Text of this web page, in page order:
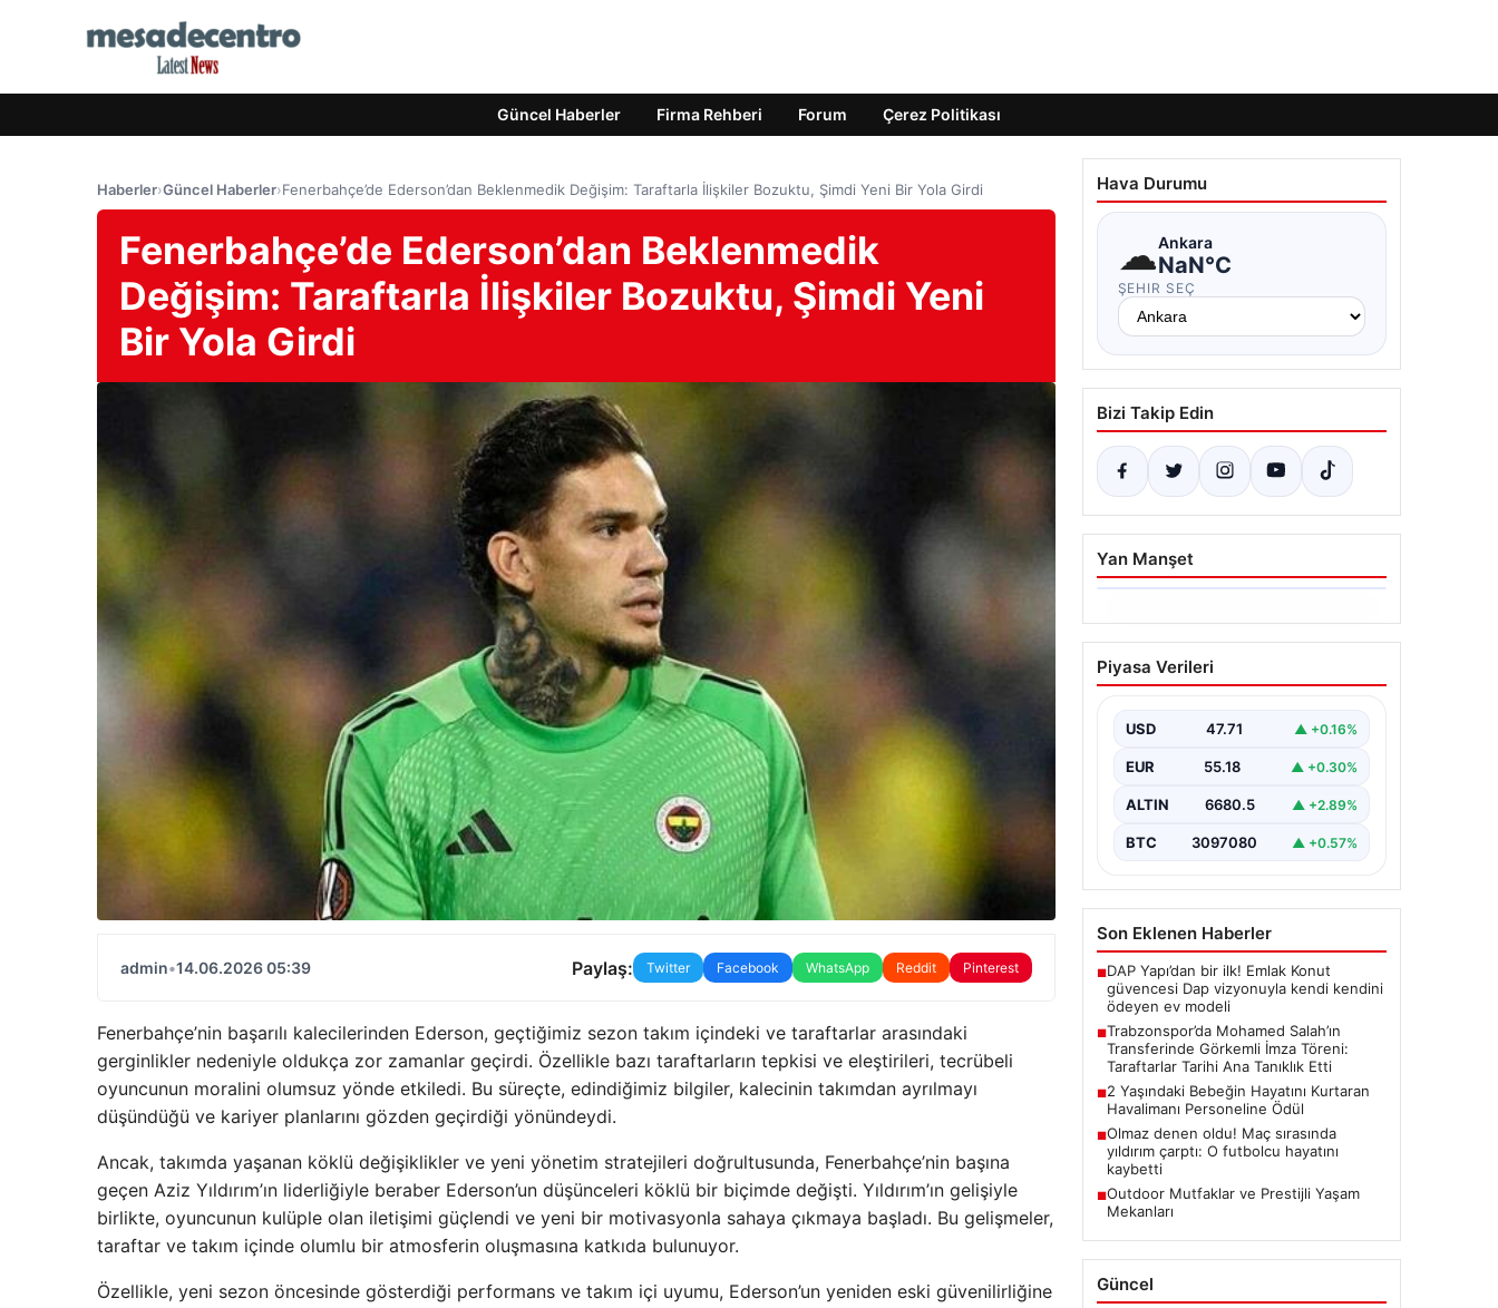
Güncel Haberler Firma Rehberi Forum Çerez Politikası
Haberler›Güncel Haberler›Fenerbahçe’de Ederson’dan Beklenmedik Değişim: Taraftarla İlişkiler Bozuktu, Şimdi Yeni Bir Yola Girdi
Fenerbahçe’de Ederson’dan Beklenmedik
Değişim: Taraftarla İlişkiler Bozuktu, Şimdi Yeni
Bir Yola Girdi
admin•14.06.2026 05:39 Paylaş: Twitter Facebook WhatsApp Reddit Pinterest
Fenerbahçe’nin başarılı kalecilerinden Ederson, geçtiğimiz sezon takım içindeki ve taraftarlar arasındaki
gerginlikler nedeniyle oldukça zor zamanlar geçirdi. Özellikle bazı taraftarların tepkisi ve eleştirileri, tecrübeli
oyuncunun moralini olumsuz yönde etkiledi. Bu süreçte, edindiğimiz bilgiler, kalecinin takımdan ayrılmayı
düşündüğü ve kariyer planlarını gözden geçirdiği yönündeydi.
Ancak, takımda yaşanan köklü değişiklikler ve yeni yönetim stratejileri doğrultusunda, Fenerbahçe’nin başına
geçen Aziz Yıldırım’ın liderliğiyle beraber Ederson’un düşünceleri köklü bir biçimde değişti. Yıldırım’ın gelişiyle
birlikte, oyuncunun kulüple olan iletişimi güçlendi ve yeni bir motivasyonla sahaya çıkmaya başladı. Bu gelişmeler,
taraftar ve takım içinde olumlu bir atmosferin oluşmasına katkıda bulunuyor.
Özellikle, yeni sezon öncesinde gösterdiği performans ve takım içi uyumu, Ederson’un yeniden eski güvenilirliğine
Hava Durumu
☁Ankara
NaN°C
ŞEHIR SEÇ
Bizi Takip Edin
Yan Manşet
06.08.2026
Trabzonspor’da
Mohamed Salah’ın
İmza Töreni: Taraftarlar
Tarihi Ana Tanıklık Etti
yıldız isimlerinden Mohamed
gururunu yaşıyor. Yoğun ilgiyle
Piyasa Verileri
USD 47.71 ▲ +0.16%
EUR 55.18 ▲ +0.30%
ALTIN 6680.5 ▲ +2.89%
BTC 3097080 ▲ +0.57%
Son Eklenen Haberler
■DAP Yapı’dan bir ilk! Emlak Konut
güvencesi Dap vizyonuyla kendi kendini
ödeyen ev modeli
■Trabzonspor’da Mohamed Salah’ın
Transferinde Görkemli İmza Töreni:
Taraftarlar Tarihi Ana Tanıklık Etti
■2 Yaşındaki Bebeğin Hayatını Kurtaran
Havalimanı Personeline Ödül
■Olmaz denen oldu! Maç sırasında
yıldırım çarptı: O futbolcu hayatını
kaybetti
■Outdoor Mutfaklar ve Prestijli Yaşam
Mekanları
Güncel